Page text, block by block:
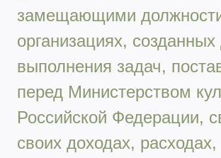
замещающими
организациях, созданных
выполнения задач,
перед Министерством
Российской Федерации,
своих доходах,